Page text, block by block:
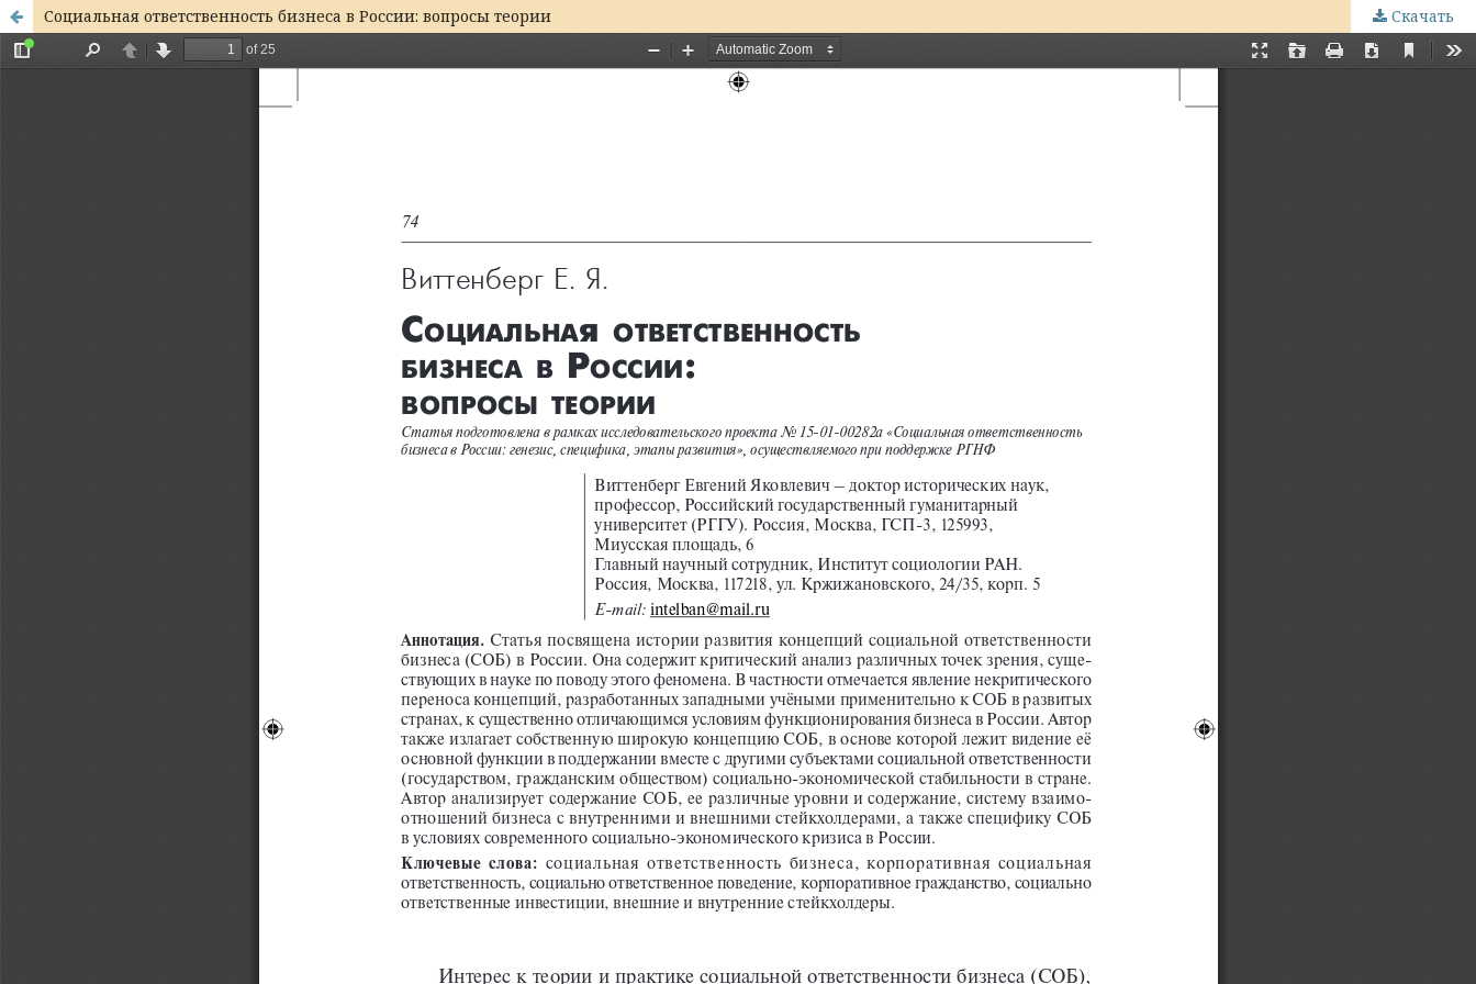
Социальная ответственность бизнеса в России: вопросы теории Скачать